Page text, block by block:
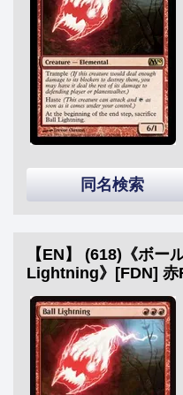
同名検索
【EN】 (618)《ボー
Lightning》[FDN] 赤